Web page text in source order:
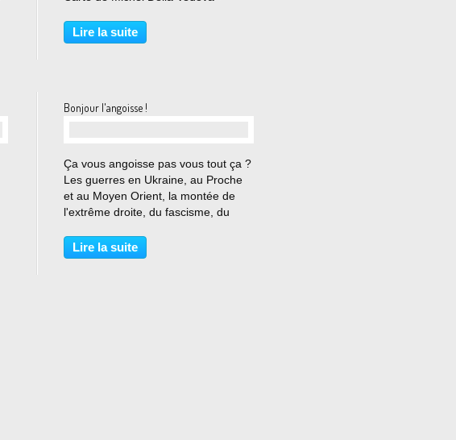
Michel Della Vedova, mon nouveau
correspondant du Limogesland qui a
Lire la suite
Bonjour l'angoisse !
Ça vous angoisse pas vous tout ça ?
Les guerres en Ukraine, au Proche
et au Moyen Orient, la montée de
l'extrême droite, du fascisme, du
inégalités, le productivisme,
l'écologie mise à mal... Moi, ça
Lire la suite